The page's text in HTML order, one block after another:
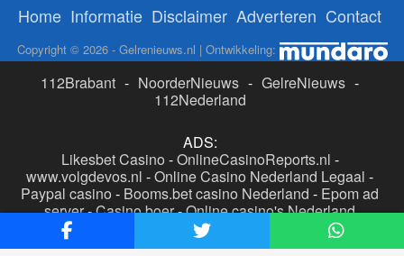
Home Informatie Disclaimer Adverteren Contact
Copyright © 2026 - Gelrenieuws.nl | Ontwikkeling:
112Brabant - NoorderNieuws - GelreNieuws -
112Nederland
ADS:
Likesbet Casino -OnlineCasinoReports.nl -
www.volgdevos.nl -Online Casino Nederland Legaal -
Paypal casino - Booms.bet casino Nederland - Epom ad
server-Casino boer-Online casino's Nederland